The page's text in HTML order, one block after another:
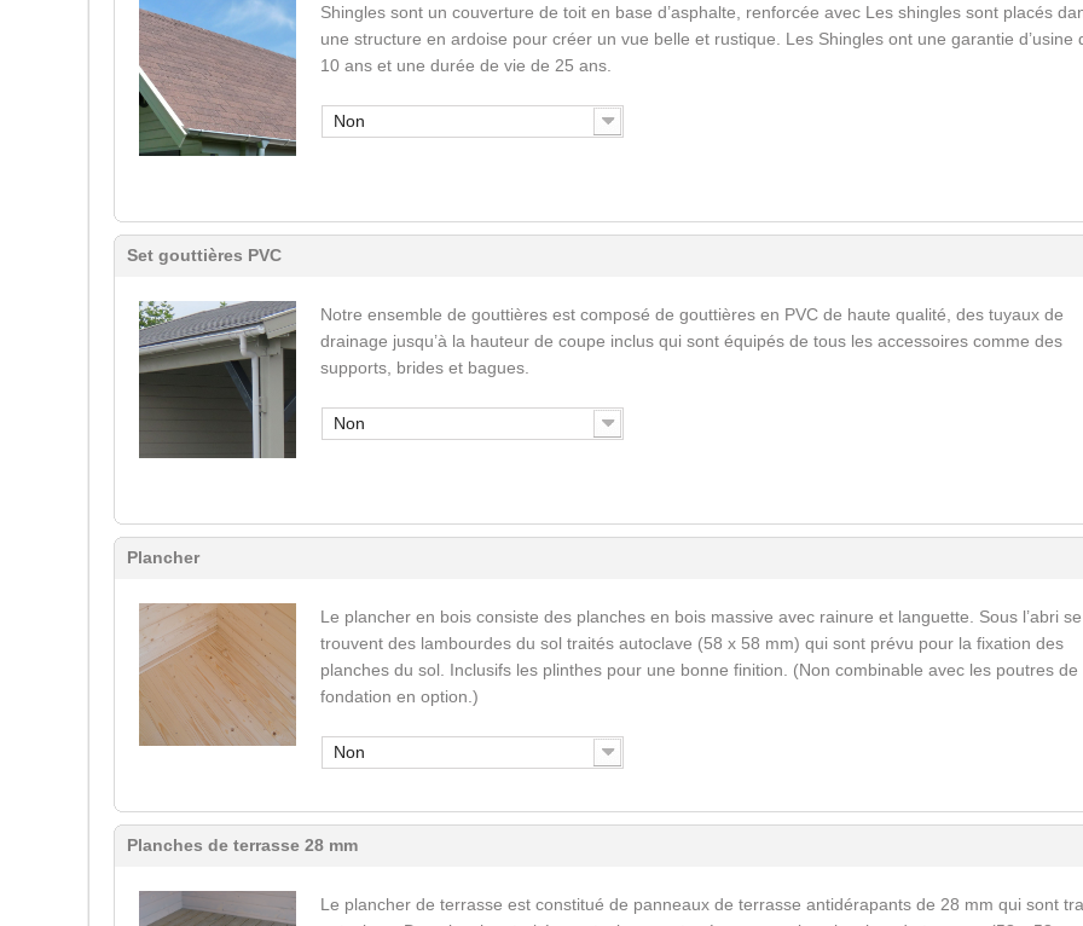
Shingles sont un couverture de toit en base d’asphalte, renforcée avec Les shingles sont placés
une structure en ardoise pour créer un vue belle et rustique. Les Shingles ont une garantie d’usine
10 ans et une durée de vie de 25 ans.
Non
Set gouttières PVC
Notre ensemble de gouttières est composé de gouttières en PVC de haute qualité, des tuyaux de
drainage jusqu’à la hauteur de coupe inclus qui sont équipés de tous les accessoires comme des
supports, brides et bagues.
Non
Plancher
Le plancher en bois consiste des planches en bois massive avec rainure et languette. Sous l’abri se
trouvent des lambourdes du sol traités autoclave (58 x 58 mm) qui sont prévu pour la fixation des
planches du sol. Inclusifs les plinthes pour une bonne finition. (Non combinable avec les poutres de
fondation en option.)
Non
Planches de terrasse 28 mm
Le plancher de terrasse est constitué de panneaux de terrasse antidérapants de 28 mm qui sont